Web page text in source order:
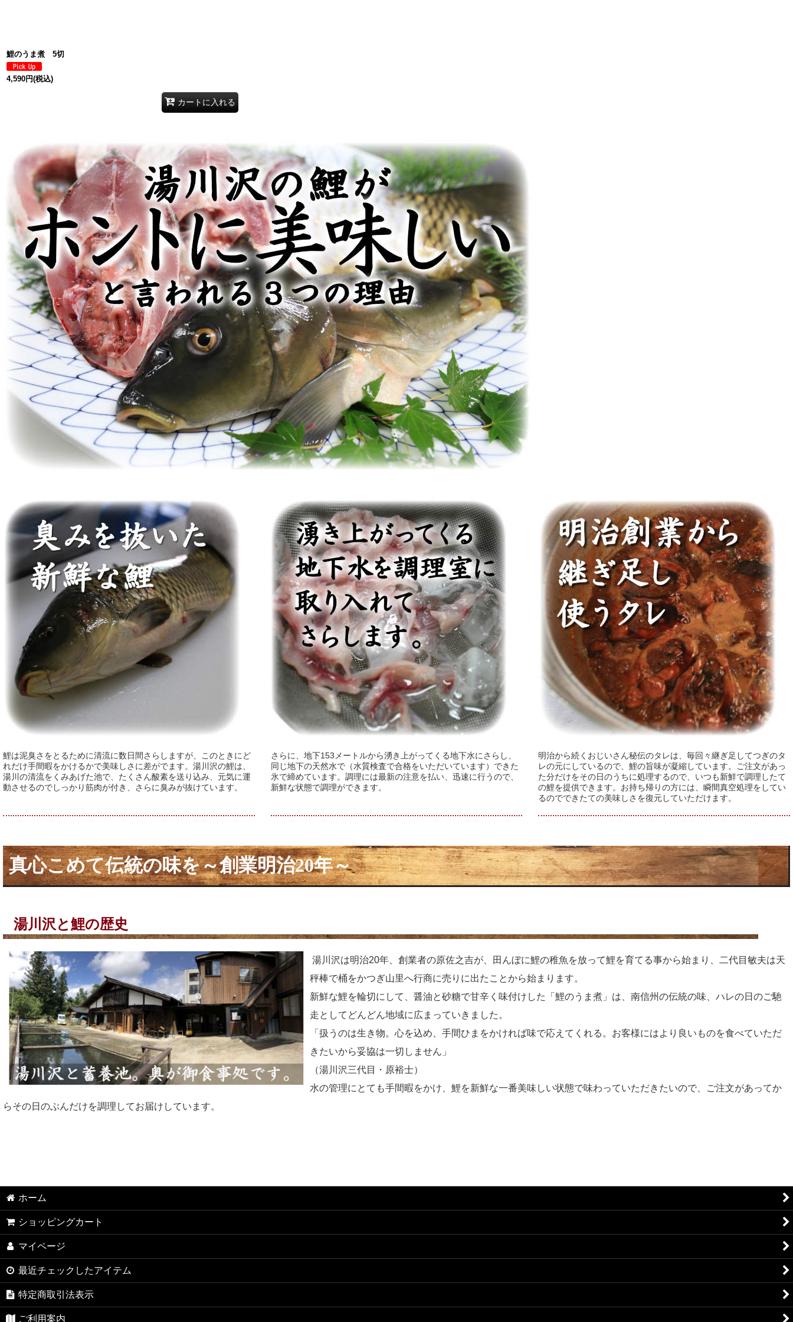
鯉のうま煮 5切
4,590円(税込)
カートに入れる
鯉は泥臭さをとるために清流に数日間さらしますが、このときにど
れだけ手間暇をかけるかで美味しさに差がでます。湯川沢の鯉は、
湯川の清流をくみあげた池で、たくさん酸素を送り込み、元気に運
動させるのでしっかり筋肉が付き、さらに臭みが抜けています。
さらに、地下153メートルから湧き上がってくる地下水にさらし、
同じ地下の天然水で（水質検査で合格をいただいています）できた
氷で締めています。調理には最新の注意を払い、迅速に行うので、
新鮮な状態で調理ができます。
明治から続くおじいさん秘伝のタレは、毎回々継ぎ足してつぎのタ
レの元にしているので、鯉の旨味が凝縮しています。ご注文があっ
た分だけをその日のうちに処理するので、いつも新鮮で調理したて
の鯉を提供できます。お持ち帰りの方には、瞬間真空処理をしてい
るのでできたての美味しさを復元していただけます。
真心こめて伝統の味を～創業明治20年～
湯川沢と鯉の歴史
湯川沢は明治20年、創業者の原佐之吉が、田んぼに鯉の稚魚を放って鯉を育てる事から始まり、二代目敏夫は天
秤棒で桶をかつぎ山里へ行商に売りに出たことから始まります。
新鮮な鯉を輪切にして、醤油と砂糖で甘辛く味付けした「鯉のうま煮」は、南信州の伝統の味、ハレの日のご馳
走としてどんどん地域に広まっていきました。
「扱うのは生き物。心を込め、手間ひまをかければ味で応えてくれる。お客様にはより良いものを食べていただ
きたいから妥協は一切しません」
（湯川沢三代目・原裕士）
水の管理にとても手間暇をかけ、鯉を新鮮な一番美味しい状態で味わっていただきたいので、ご注文があってか
らその日のぶんだけを調理してお届けしています。
ホーム
ショッピングカート
マイページ
最近チェックしたアイテム
特定商取引法表示
ご利用案内